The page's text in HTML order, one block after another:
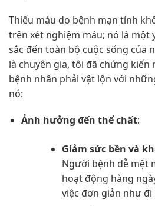
Thiếu máu do bệnh mạn tính
trên xét nghiệm máu; nó là một
sắc đến toàn bộ cuộc sống của
là chuyên gia, tôi đã chứng
bệnh nhân phải vật lộn với
nó:
Ảnh hưởng đến thể chất:
Giảm sức bền và
Người bệnh dễ mệt
hoạt động hàng
việc đơn giản như